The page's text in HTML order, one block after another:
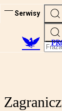
Serwisy